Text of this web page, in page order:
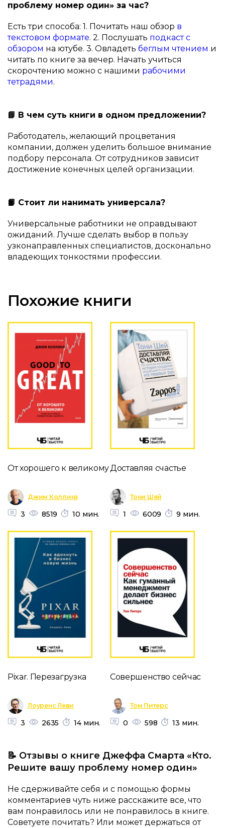
проблему номер один» за час?
Есть три способа: 1. Почитать наш обзор в
текстовом формате. 2. Послушать подкаст с
обзором на ютубе. 3. Овладеть беглым чтением и
читать по книге за вечер. Начать учиться
скорочтению можно с нашими рабочими
тетрадями.
📘 В чем суть книги в одном предложении?
Работодатель, желающий процветания
компании, должен уделить большое внимание
подбору персонала. От сотрудников зависит
достижение конечных целей организации.
📙 Стоит ли нанимать универсала?
Универсальные работники не оправдывают
ожиданий. Лучше сделать выбор в пользу
узконаправленных специалистов, досконально
владеющих тонкостями профессии.
Похожие книги
От хорошего к великому
Джим Коллинз
3 8519 10 мин.
Доставляя счастье
Тони Шей
1 6009 9 мин.
Pixar. Перезагрузка
Лоуренс Леви
3 2635 14 мин.
Совершенство сейчас
Том Питерс
0 598 13 мин.
📝 Отзывы о книге Джеффа Смарта «Кто.
Решите вашу проблему номер один»
Не сдерживайте себя и с помощью формы
комментариев чуть ниже расскажите все, что
вам понравилось или не понравилось в книге.
Советуете почитать? Или может держаться от